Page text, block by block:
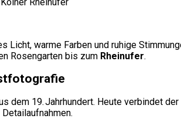
Licht, warme Farben und ruhige
Rosengarten bis zum Rheinufer.
dem 19. Jahrhundert. Heute verbindet